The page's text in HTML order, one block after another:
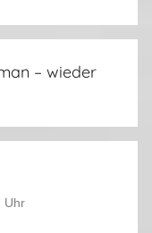
– wieder
Uhr